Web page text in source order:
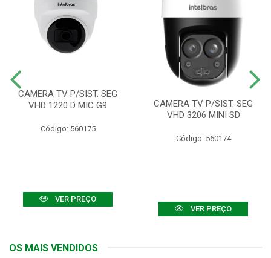
CAMERA TV P/SIST. SEG
VHD 1220 D MIC G9
Código: 560175
VER PREÇO
CAMERA TV P/SIST. SEG
VHD 3206 MINI SD
Código: 560174
VER PREÇO
OS MAIS VENDIDOS